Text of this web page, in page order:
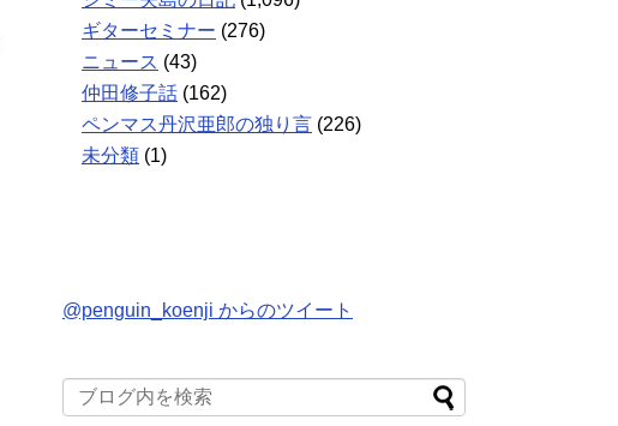
ギターセミナー (276)
ニュース (43)
仲田修子話 (162)
ペンマス丹沢亜郎の独り言 (226)
未分類 (1)
@penguin_koenji からのツイート